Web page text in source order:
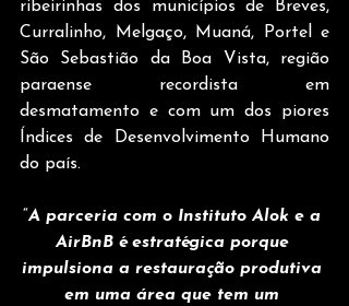
ribeirinhas dos municípios de Breves,
Curralinho, Melgaço, Muaná, Portel e
São Sebastião da Boa Vista, região
paraense recordista em
desmatamento e com um dos piores
Índices de Desenvolvimento Humano
do país.
“A parceria com o Instituto Alok e a
AirBnB é estratégica porque
impulsiona a restauração produtiva
em uma área que tem um